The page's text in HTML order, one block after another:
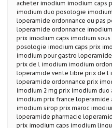
acheter imodium imodium caps
imodium duo posologie
loperamide ordonnance ou pas
loperamide ordonnance
prix imodium caps imodium sous
posologie imodium caps prix
imodium pour gastro
prix de l imodium imodium
loperamide vente libre prix de l
loperamide ordonnance prix
imodium 2 mg prix imodium duo
imodium prix france loperamide
imodium sirop prix maroc
loperamide pharmacie
prix imodium caps imodium